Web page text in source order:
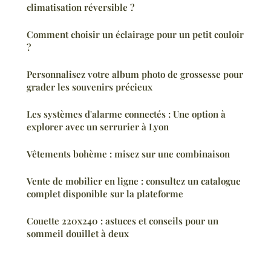
climatisation réversible ?
Comment choisir un éclairage pour un petit couloir
?
Personnalisez votre album photo de grossesse pour
grader les souvenirs précieux
Les systèmes d'alarme connectés : Une option à
explorer avec un serrurier à Lyon
Vêtements bohème : misez sur une combinaison
Vente de mobilier en ligne : consultez un catalogue
complet disponible sur la plateforme
Couette 220x240 : astuces et conseils pour un
sommeil douillet à deux